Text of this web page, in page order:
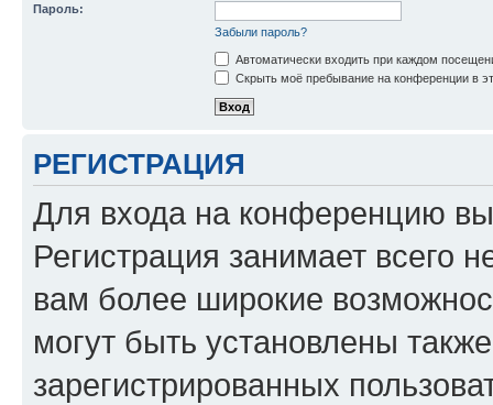
Пароль:
Забыли пароль?
Автоматически входить при каждом
Скрыть моё пребывание на конференции в
РЕГИСТРАЦИЯ
Для входа на конференцию
Регистрация занимает всего
вам более широкие
могут быть установлены
зарегистрированных